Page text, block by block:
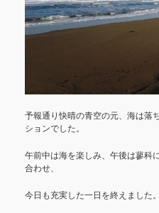
予報通り快晴の青空の元、海は落
ションでした。
午前中は海を楽しみ、午後は蓼科
合わせ、
今日も充実した一日を終えました。